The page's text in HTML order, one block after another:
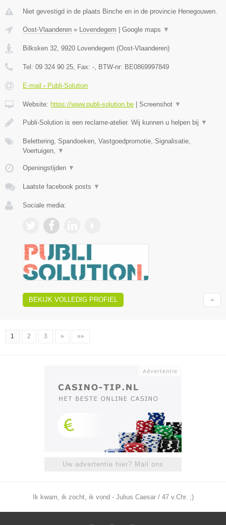
Niet gevestigd in de plaats Binche en in de provincie Henegouwen.
Oost-Vlaanderen » Lovendegem Google maps ▼
Bilksken 32, 9920 Lovendegem (Oost-Vlaanderen)
Tel: 09 324 90 25, Fax: -, BTW-nr: BE0869997849
E-mail › Publi-Solution
Website: https://www.publi-solution.be Screenshot ▼
Publi-Solution is een reclame-atelier. Wij kunnen u helpen bij ▼
Belettering, Spandoeken, Vastgoedpromotie, Signalisatie,
Voertuigen, ▼
Openingstijden ▼
Laatste facebook posts ▼
Sociale media:
BEKIJK VOLLEDIG PROFIEL
1 2 3 » »»
Uw advertentie hier? Mail ons
Ik kwam, ik zocht, ik vond - Julius Caesar / 47 v.Chr. ;)